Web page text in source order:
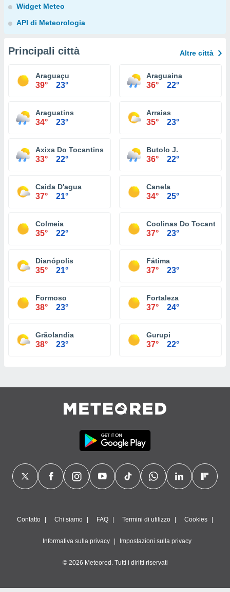
Widget Meteo
API di Meteorologia
Principali città Altre città
Araguaçu
39° 23°
Araguaina
36° 22°
Araguatins
34° 23°
Arraias
35° 23°
Axixa Do Tocantins
33° 22°
Butolo J.
36° 22°
Caida D'agua
37° 21°
Canela
34° 25°
Colmeia
35° 22°
Coolinas Do Tocantins
37° 23°
Dianópolis
35° 21°
Fátima
37° 23°
Formoso
38° 23°
Fortaleza
37° 24°
Grãolandia
38° 23°
Gurupi
37° 22°
Contatto Chi siamo FAQ Termini di utilizzo Cookies
Informativa sulla privacy Impostazioni sulla privacy
© 2026 Meteored. Tutti i diritti riservati